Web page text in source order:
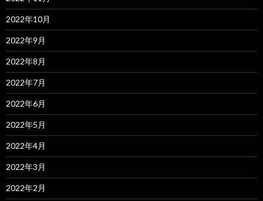
2022年10月
2022年9月
2022年8月
2022年7月
2022年6月
2022年5月
2022年4月
2022年3月
2022年2月